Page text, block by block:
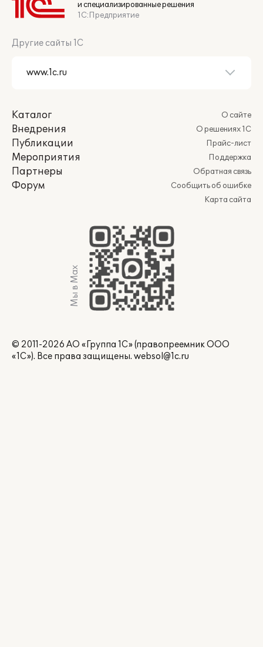
и специализированные решения
1С:Предприятие
Другие сайты 1С
Каталог
Внедрения
Публикации
Мероприятия
Партнеры
Форум
О сайте
О решениях 1С
Прайс-лист
Поддержка
Обратная связь
Сообщить об ошибке
Карта сайта
Мы в Max
© 2011-2026 АО «Группа 1С» (правопреемник ООО
«1С»). Все права защищены. websol@1c.ru